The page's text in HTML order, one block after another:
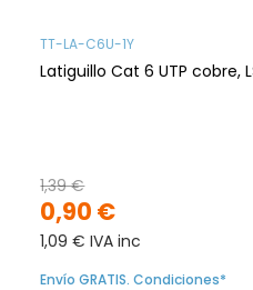
TT-LA-C6U-1Y
Latiguillo Cat 6 UTP cobre,
0,90 €
1,39 €
1,09 € IVA inc
Envío GRATIS. Condiciones*